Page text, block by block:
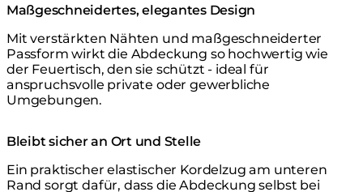
Maßgeschneidertes, elegantes Design
Mit verstärkten Nähten und maßgeschneiderter
Passform wirkt die Abdeckung so hochwertig wie
der Feuertisch, den sie schützt - ideal für
anspruchsvolle private oder gewerbliche
Umgebungen.
Bleibt sicher an Ort und Stelle
Ein praktischer elastischer Kordelzug am unteren
Rand sorgt dafür, dass die Abdeckung selbst bei